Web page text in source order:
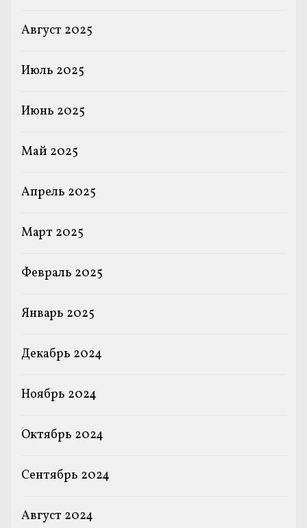
Август 2025
Июль 2025
Июнь 2025
Май 2025
Апрель 2025
Март 2025
Февраль 2025
Январь 2025
Декабрь 2024
Ноябрь 2024
Октябрь 2024
Сентябрь 2024
Август 2024